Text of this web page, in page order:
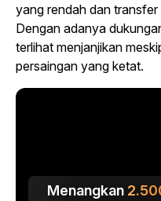
yang rendah dan
Dengan adanya
terlihat menjanjikan
persaingan yang ketat.
Menangkan